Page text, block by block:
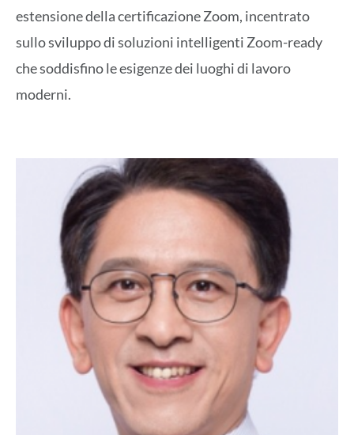
estensione della certificazione Zoom, incentrato
sullo sviluppo di soluzioni intelligenti Zoom-ready
che soddisfino le esigenze dei luoghi di lavoro
moderni.